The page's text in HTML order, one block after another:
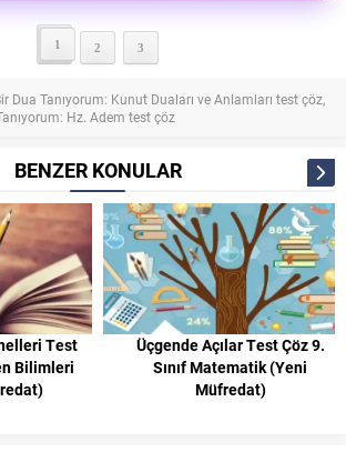
1 2 3
Dua Tanıyorum: Kunut Duaları ve Anlamları test çöz,
Hz. Adem test çöz
BENZER KONULAR
Test
Bilimleri
Üçgende Açılar Test Çöz 9.
Sınıf Matematik (Yeni
Müfredat)